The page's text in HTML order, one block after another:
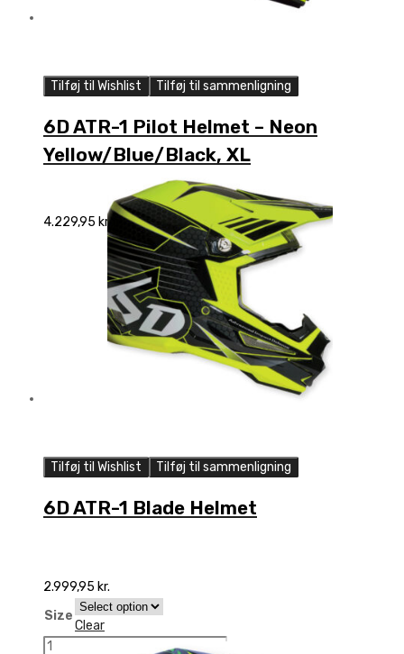
Tilføj til Wishlist Tilføj til sammenligning
6D ATR-1 Pilot Helmet – Neon
Yellow/Blue/Black, XL
4.229,95 kr. Add to cart
Tilføj til Wishlist Tilføj til sammenligning
6D ATR-1 Blade Helmet
2.999,95 kr.
Size
Clear
6D